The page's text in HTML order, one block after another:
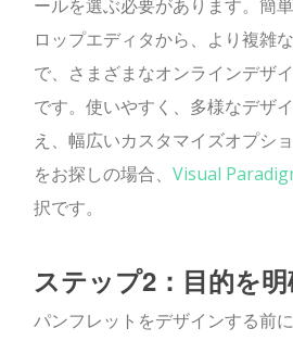
ールを選ぶ必要があります。簡
ロップエディタから、より複雑
で、さまざまなオンラインデザ
です。使いやすく、多様なデザ
え、幅広いカスタマイズオプシ
をお探しの場合、Visual
択です。
ステップ2：目的を
パンフレットをデザインする前